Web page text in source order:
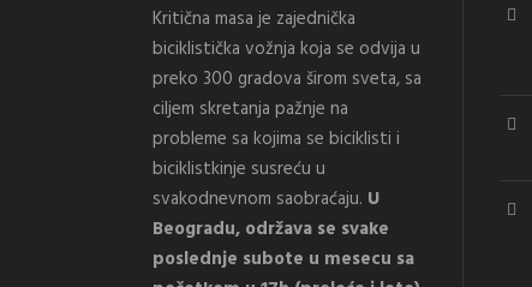
Kritična masa je zajednička
biciklistička vožnja koja se odvija u
preko 300 gradova širom sveta, sa
ciljem skretanja pažnje na
probleme sa kojima se biciklisti i
biciklistkinje susreću u
svakodnevnom saobraćaju. U
Beogradu, održava se svake
poslednje subote u mesecu sa